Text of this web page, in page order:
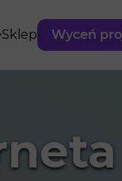
Sklep Wyceń